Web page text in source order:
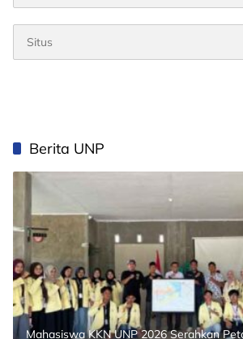
Berita UNP
Mahasiswa KKN UNP 2026 Serahkan